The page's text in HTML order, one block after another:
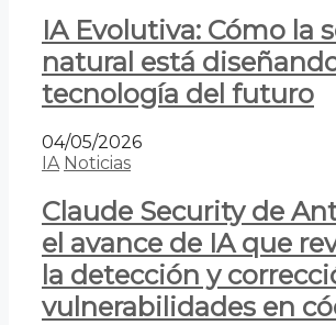
IA Evolutiva: Cómo la
natural está
tecnología del futuro
04/05/2026
IA Noticias
Claude Security de
el avance de IA que
la detección y
vulnerabilidades en